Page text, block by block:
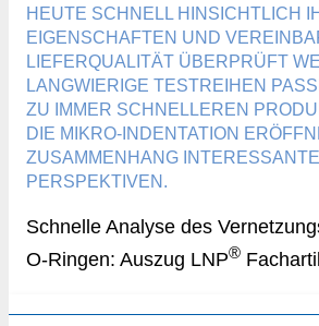
HEUTE SCHNELL HINSICHTLICH
EIGENSCHAFTEN UND
LIEFERQUALITÄT ÜBERPRÜFT
LANGWIERIGE TESTREIHEN
ZU IMMER SCHNELLEREN
DIE MIKRO-INDENTATION
ZUSAMMENHANG INTERESSANTE
PERSPEKTIVEN.
Schnelle Analyse des
O-Ringen: Auszug LNP®